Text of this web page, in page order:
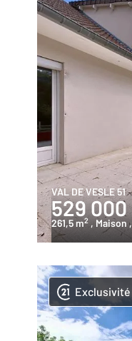
VAL DE VESLE 51
529
261,5 m2 , Maison
Exclusivité